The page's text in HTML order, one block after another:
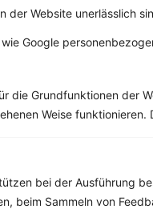
der Website unerlässlich
Google
die Grundfunktionen der
Weise
bei der Ausführung
beim Sammeln von
Kostenlos testen
Ernährungsplan